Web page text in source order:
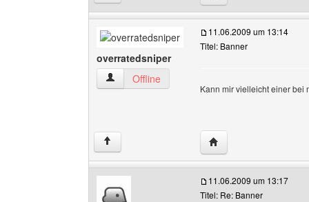
overratedsniper
overratedsniper Benutzer-Profile anzeigen
Offline
11.06.2009 um 13:14
Titel: Banner
Kann mir vielleicht einer bei
↑ Website dieses
11.06.2009 um 13:17
Titel: Re: Banner